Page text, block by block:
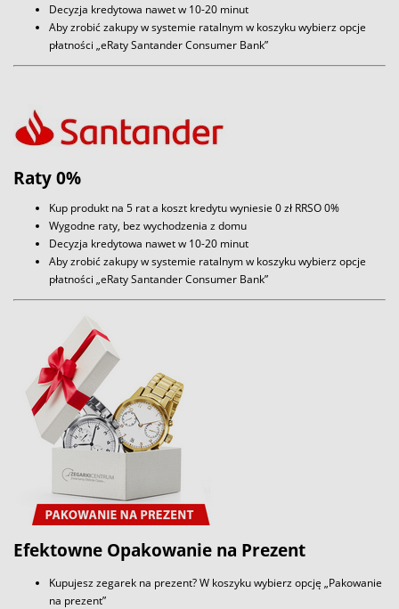
Decyzja kredytowa nawet w 10-20 minut
Aby zrobić zakupy w systemie ratalnym w koszyku wybierz opcje
płatności „eRaty Santander Consumer Bank”
Raty 0%
Kup produkt na 5 rat a koszt kredytu wyniesie 0 zł RRSO 0%
Wygodne raty, bez wychodzenia z domu
Decyzja kredytowa nawet w 10-20 minut
Aby zrobić zakupy w systemie ratalnym w koszyku wybierz opcje
płatności „eRaty Santander Consumer Bank”
Efektowne Opakowanie na Prezent
Kupujesz zegarek na prezent? W koszyku wybierz opcję „Pakowanie
na prezent”